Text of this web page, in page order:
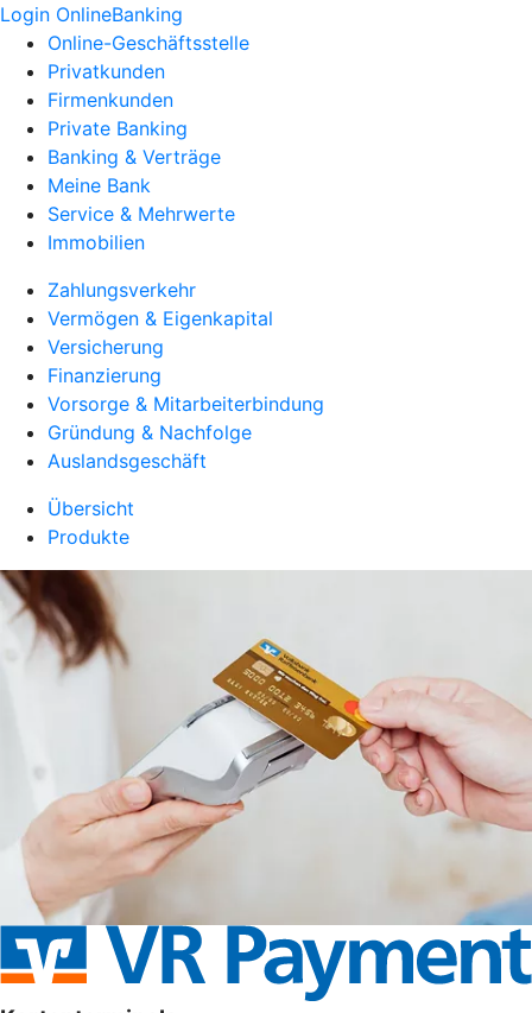
Login OnlineBanking
Online-Geschäftsstelle
Privatkunden
Firmenkunden
Private Banking
Banking & Verträge
Meine Bank
Service & Mehrwerte
Immobilien
Zahlungsverkehr
Vermögen & Eigenkapital
Versicherung
Finanzierung
Vorsorge & Mitarbeiterbindung
Gründung & Nachfolge
Auslandsgeschäft
Übersicht
Produkte